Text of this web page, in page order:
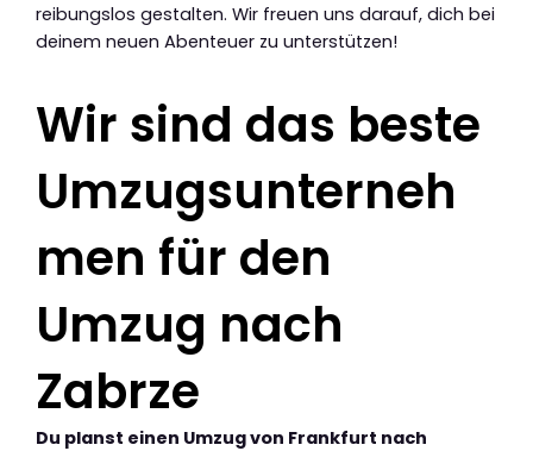
reibungslos gestalten. Wir freuen uns darauf, dich bei
deinem neuen Abenteuer zu unterstützen!
Wir sind das beste
Umzugsunterneh
men für den
Umzug nach
Zabrze
Du planst einen Umzug von Frankfurt nach